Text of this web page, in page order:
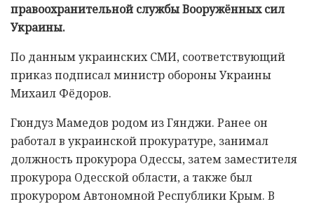
правоохранительной службы Вооружённых сил
Украины.
По данным украинских СМИ, соответствующий
приказ подписал министр обороны Украины
Михаил Фёдоров.
Гюндуз Мамедов родом из Гянджи. Ранее он
работал в украинской прокуратуре, занимал
должность прокурора Одессы, затем заместителя
прокурора Одесской области, а также был
прокурором Автономной Республики Крым. В